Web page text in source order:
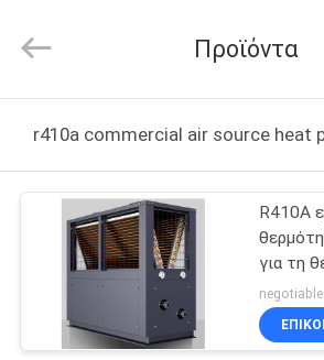
ΠΡΟΪΌΝΤΑ
ΒΊΝΤΕΟ
ΣΧΕΤΙΚΆ
Ltd..
Developed
Προϊόντα
r410a commercial air source heat
R410A
για τη